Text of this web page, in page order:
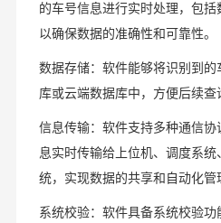
的车号信息进行实时处理，包括
以确保数据的准确性和可靠性。
数据存储：软件能够将识别到
库或云端数据库中，方便后续查
信息传输：软件支持多种通信
息实时传输给上位机、调度系
统，实现数据的共享和自动化管
系统校验：软件具备系统校验